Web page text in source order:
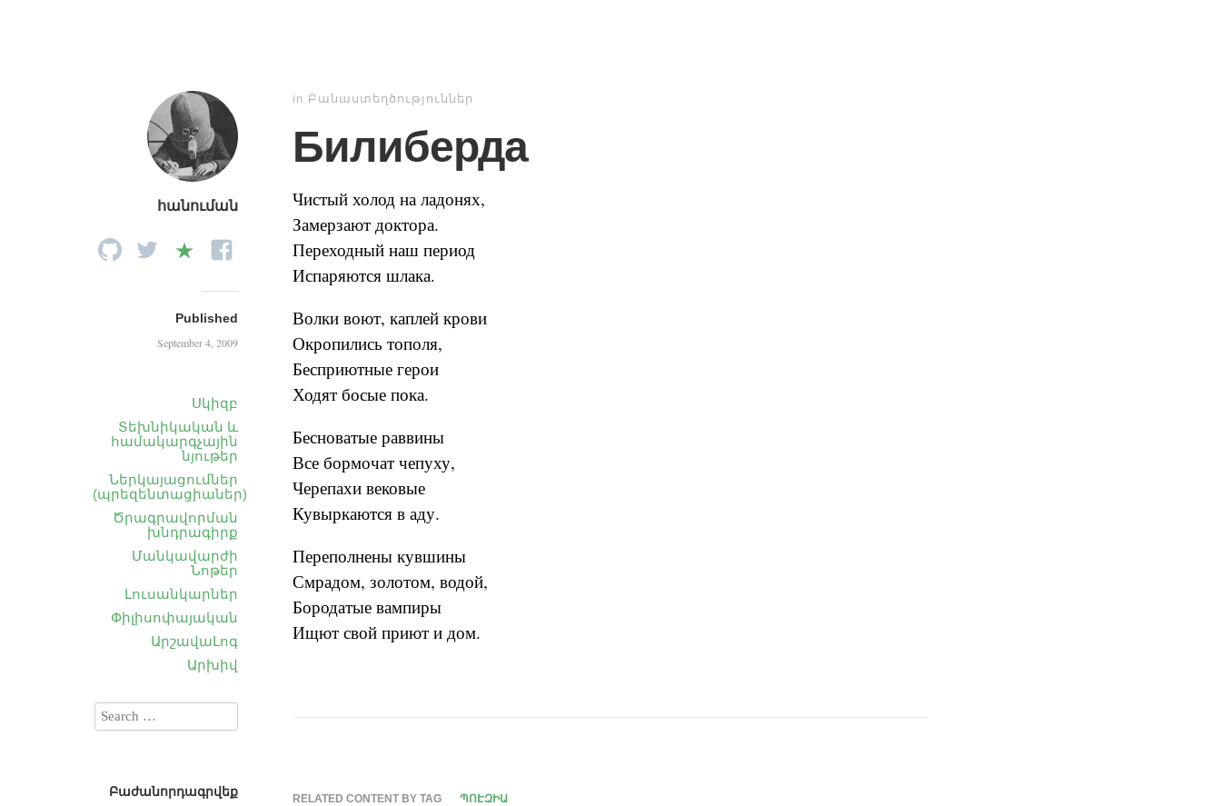
հանուման
Published
September 4, 2009
Սկիզբ
Տեխնիկական և
համակարգչային
նյութեր
Ներկայացումներ
(պրեզենտացիաներ)
Ծրագրավորման
խնդրագիրք
Մանկավարժի
Նոթեր
Լուսանկարներ
Փիլիսոփայական
ԱրշավաԼոգ
Արխիվ
in Բանաստեղծություններ
Билиберда
Чистый холод на ладонях,
Замерзают доктора.
Переходный наш период
Испаряются шлака.
Волки воют, каплей крови
Окропились тополя,
Бесприютные герои
Ходят босые пока.
Бесноватые раввины
Все бормочат чепуху,
Черепахи вековые
Кувыркаются в аду.
Переполнены кувшины
Смрадом, золотом, водой,
Бородатые вампиры
Ищют свой приют и дом.
RELATED CONTENT BY TAG ՊՈԷԶԻԱ
Բաժանորդագրվեք